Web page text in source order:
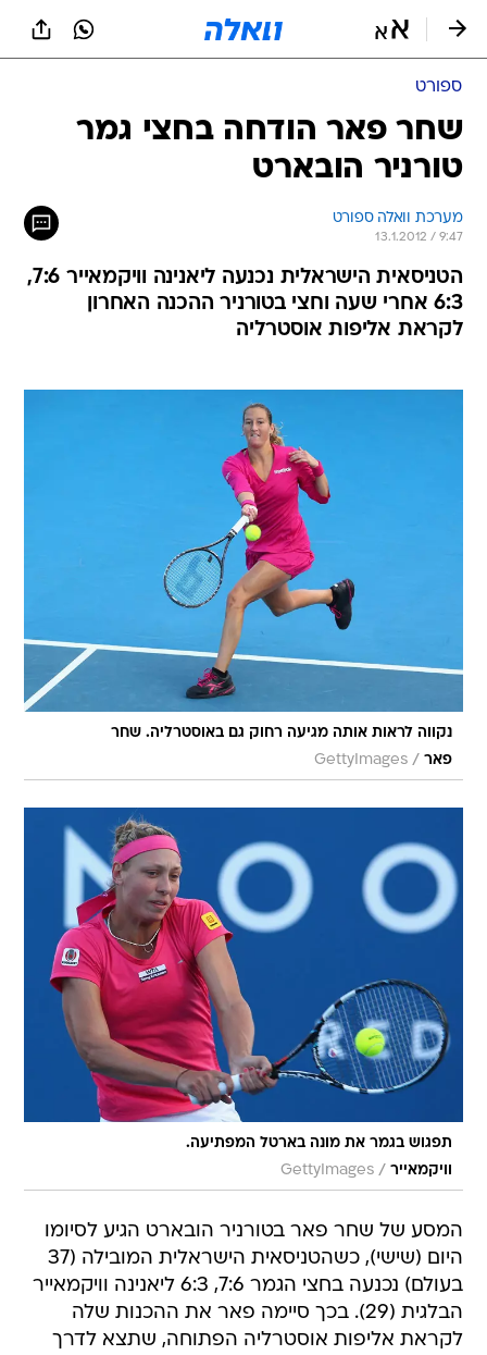
ספורט
שחר פאר הודחה בחצי גמר
טורניר הובארט
מערכת וואלה ספורט
13.1.2012 / 9:47
הטניסאית הישראלית נכנעה ליאנינה וויקמאייר 7:6,
6:3 אחרי שעה וחצי בטורניר ההכנה האחרון
לקראת אליפות אוסטרליה
נקווה לראות אותה מגיעה רחוק גם באוסטרליה. שחר
פאר /
GettyImages
תפגוש בגמר את מונה בארטל המפתיעה.
וויקמאייר /
GettyImages
המסע של שחר פאר בטורניר הובארט הגיע לסיומו
היום (שישי), כשהטניסאית הישראלית המובילה (37
בעולם) נכנעה בחצי הגמר 7:6, 6:3 ליאנינה וויקמאייר
הבלגית (29). בכך סיימה פאר את ההכנות שלה
לקראת אליפות אוסטרליה הפתוחה, שתצא לדרך